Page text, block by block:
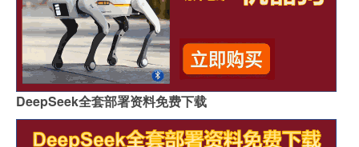
DeepSeek全套部署资料免费下载